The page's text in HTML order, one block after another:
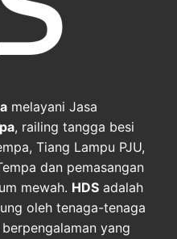
melayani Jasa
, railing tangga besi
Tiang Lampu PJU,
dan pemasangan
mewah. HDS adalah
oleh tenaga-tenaga
yang